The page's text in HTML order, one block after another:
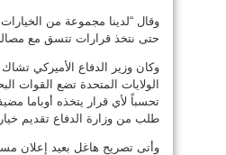
وقال “لدينا مجموعة من
حتى نتخذ قرارات تتسق مع
وكان وزير الدفاع الأميركي
الولايات المتحدة تضع القوات
تحسباً لأي قرار يتخذه أوباما
طلب من وزارة الدفاع تقديم
وأتى تصريح هاغل بعيد إعلان